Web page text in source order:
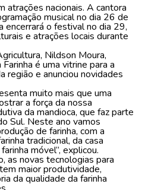
atrações nacionais. A cantora
musical no dia 26 de
encerrará o festival no dia 29,
e atrações locais durante
Nildson Moura,
é uma vitrine para a
região e anunciou novidades
muito mais que uma
a força da nossa
da mandioca, que faz parte
Sul. Neste ano vamos
de farinha, com a
tradicional, da casa
móvel”, explicou.
as novas tecnologias para
maior produtividade,
da qualidade da farinha